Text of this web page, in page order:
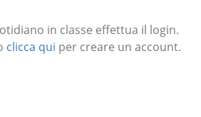
in classe effettua il login.
clicca qui per creare un account.